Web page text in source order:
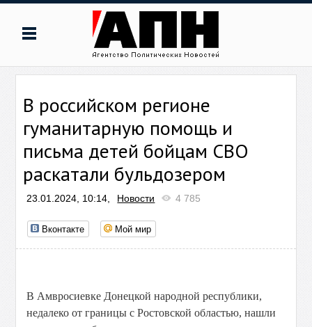
В российском регионе
гуманитарную помощь и
письма детей бойцам СВО
раскатали бульдозером
23.01.2024, 10:14, Новости 4 785
Вконтакте Мой мир
В Амвросиевке Донецкой народной республики,
недалеко от границы с Ростовской областью, нашли